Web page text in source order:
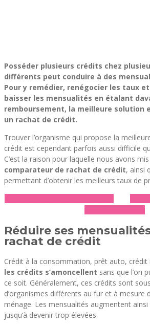
Posséder plusieurs crédits chez
différents peut conduire à des
Pour y remédier, renégocier les taux
baisser les mensualités en étalant
remboursement, la meilleure solution
un rachat de crédit.
Trouver l’organisme qui propose la
crédit est cependant parfois aussi difficile
C’est la raison pour laquelle nous avons
comparateur de rachat de crédit, ainsi
permettant d’obtenir les meilleurs taux de
Réduire ses
rachat de crédit
Crédit à la consommation, prêt auto,
les crédits s’amoncellent sans que l’on
ce soit. Généralement, ces crédits sont
d’organismes différents au fur et à mesure
ménage. Les mensualités augmentent
jusqu’à devenir trop élevées.